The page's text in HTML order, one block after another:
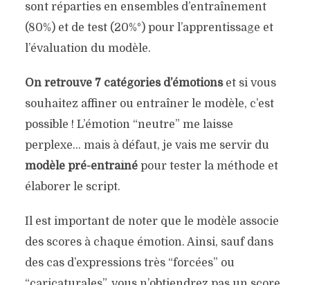
sont réparties en ensembles d’entraînement
(80%) et de test (20%°) pour l’apprentissage et
l’évaluation du modèle.
On retrouve 7 catégories d’émotionset si vous
souhaitez affiner ou entraîner le modèle, c’est
possible ! L’émotion “neutre” me laisse
perplexe… mais à défaut, je vais me servir du
modèle pré-entraînépour tester la méthode et
élaborer le script.
Il est important de noter que le modèle associe
des scores à chaque émotion. Ainsi, sauf dans
des cas d’expressions très “forcées” ou